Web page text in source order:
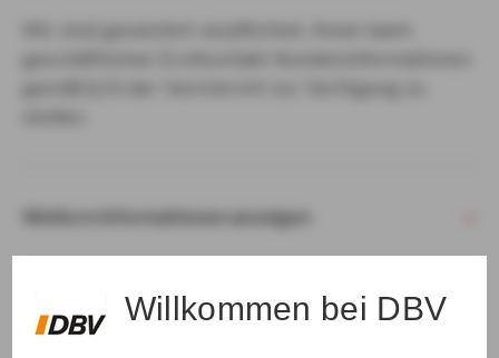
Willkommen bei DBV
Weitere Informationen anzeigen